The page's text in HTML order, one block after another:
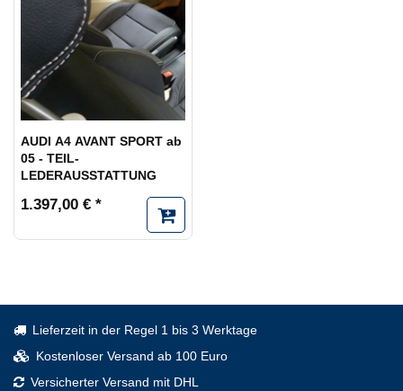
AUDI A4 AVANT SPORT ab
05 - TEIL-
LEDERAUSSTATTUNG
1.397,00 € *
Lieferzeit in der Regel 1 bis 3 Werktage
Kostenloser Versand ab 100 Euro
Versicherter Versand mit DHL